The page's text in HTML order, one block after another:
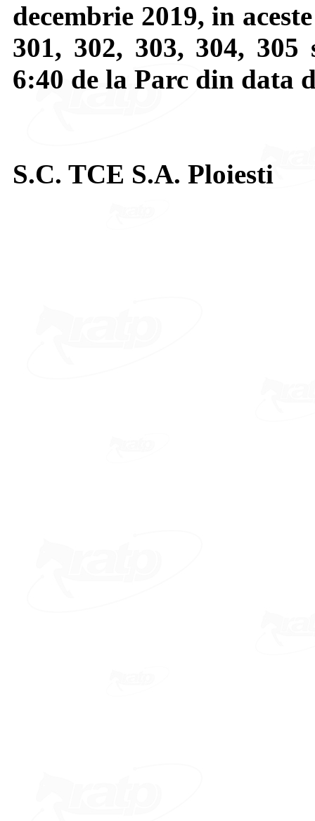
decembrie 2019, in
301, 302, 303, 304,
6:40 de la Parc din data
S.C. TCE S.A. Ploiesti